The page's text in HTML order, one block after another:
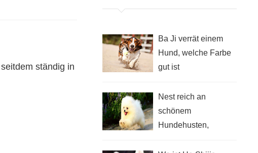
ständig in
Ba Ji verrät einem
Hund, welche Farbe
gut ist
Nest reich an
schönem
Hundehusten,